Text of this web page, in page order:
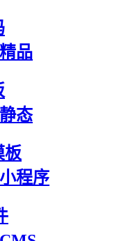
品
态
板
程序